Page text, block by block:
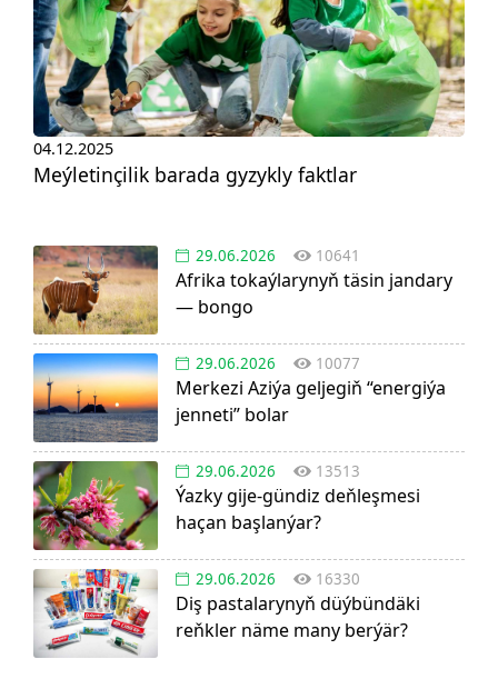
04.12.2025
Meýletinçilik barada gyzykly faktlar
29.06.2026 10641
Afrika tokaýlarynyň täsin jandary
— bongo
29.06.2026 10077
Merkezi Aziýa geljegiň “energiýa
jenneti” bolar
29.06.2026 13513
Ýazky gije-gündiz deňleşmesi
haçan başlanýar?
29.06.2026 16330
Diş pastalarynyň düýbündäki
reňkler näme many berýär?